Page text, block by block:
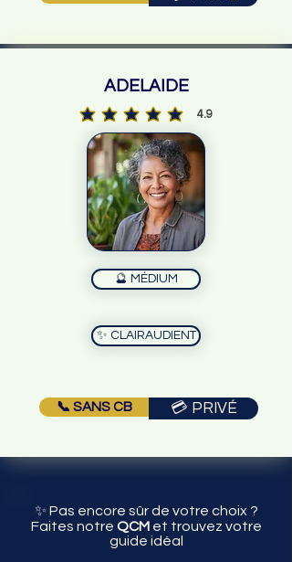
ADELAIDE
4.9
la note moyenne est 4.9 sur
🔮 MÉDIUM
✨ CLAIRAUDIENT
📞 SANS CB 💳 PRIVÉ
✨ Pas encore sûr de votre choix ?
Faites notre QCMet trouvez votre
guide idéal